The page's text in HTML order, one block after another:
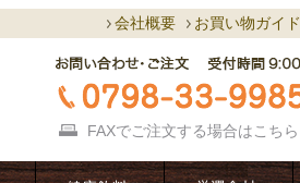
会社概要 お買い物ガイド
FAXでご注文する場合は こちら